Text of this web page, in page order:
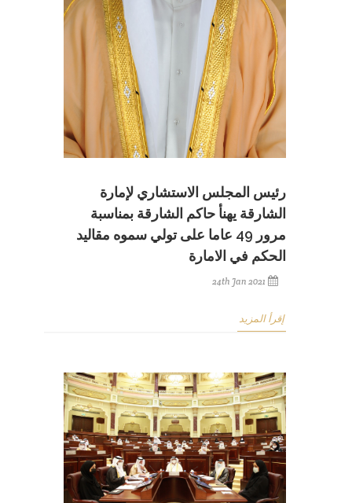
رئيس المجلس الاستشاري لإمارة
الشارقة يهنأ حاكم الشارقة بمناسبة
مرور 49 عاما على تولي سموه مقاليد
الحكم في الامارة
24th Jan 2021
إقرأ المزيد